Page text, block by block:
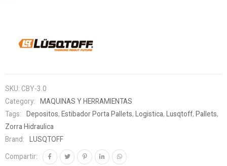
SKU: CBY-3.0
Category:
MAQUINAS Y HERRAMIENTAS
Tags:
Depositos, Estibador Porta Pallets, Logistica, Lusqtoff, Pallets,
Zorra Hidraulica
Brand:
LUSQTOFF
Compartir: